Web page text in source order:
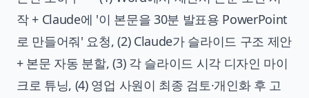
작 + Claude에 '이 본문을 30분 발표용 PowerPoint
로 만들어줘' 요청, (2) Claude가 슬라이드 구조 제안
+ 본문 자동 분할, (3) 각 슬라이드 시각 디자인 마이
크로 튜닝, (4) 영업 사원이 최종 검토·개인화 후 고